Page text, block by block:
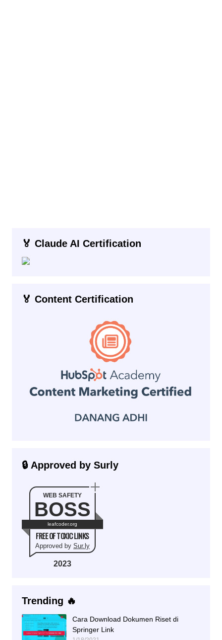
🏅 Claude AI Certification
🏅 Content Certification
🔒 Approved by Surly
WEB SAFETY
BOSS
leafcoder.org
FREE OF TOXIC LINKS
Approved by Sur.ly
2023
Trending 🔥
Cara Download Dokumen Riset di
Springer Link